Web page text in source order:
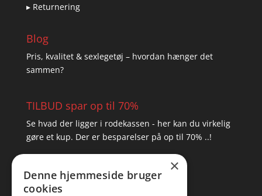
▸ Returnering
Blog
Pris, kvalitet & sexlegetøj – hvordan hænger det
sammen?
TILBUD spar op til 70%
Se hvad der ligger i rodekassen - her kan du virkelig
gøre et kup. Der er besparelser på op til 70% ..!
×
Denne hjemmeside bruger
cookies